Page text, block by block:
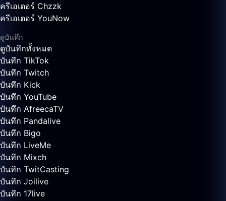
ครีเอเตอร์ Chzzk
ครีเอเตอร์ YouNow
ดูบันทึก
ดูบันทึกทั้งหมด
บันทึก TikTok
บันทึก Twitch
บันทึก Kick
บันทึก YouTube
บันทึก AfreecaTV
บันทึก Pandalive
บันทึก Bigo
บันทึก LiveMe
บันทึก Mixch
บันทึก TwitCasting
บันทึก Joilive
บันทึก 17live